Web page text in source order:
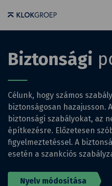
Biztonsági
Célunk, hogy számos
biztonságosan hazajusson.
biztonsági szabályokat, az
építkezésre. Előzetesen
figyelmeztetéssel. A
esetén a szankciós
Nyelv módosítása